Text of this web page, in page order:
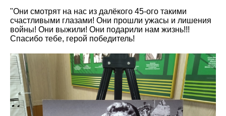
"Они смотрят на нас из далёкого 45-ого такими
счастливыми глазами! Они прошли ужасы и лишения
войны! Они выжили! Они подарили нам жизнь!!!
Спасибо тебе, герой победитель!